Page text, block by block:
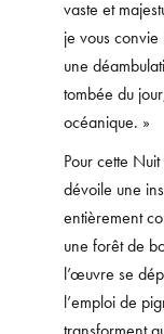
vaste et
je vous
une
tombée du
océanique. »
Pour cette
dévoile une
entièrement
une forêt de
l’œuvre se
l’emploi de